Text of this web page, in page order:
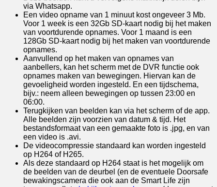
via Whatsapp.
Een video opname van 1 minuut kost ongeveer 3 Mb.
Voor 1 week is een 32Gb SD-kaart nodig bij het maken
van voortdurende opnames. Voor 1 maand is een
128Gb SD-kaart nodig bij het maken van voortdurende
opnames.
Aanvullend op het maken van opnames van
aanbellers, kan het scherm met de DVR functie ook
opnames maken van bewegingen. Hiervan kan de
gevoeligheid worden ingesteld. En een tijdschema,
bijv.: neem alleen bewegingen op tussen 23:00 en
06:00.
Terugkijken van beelden kan via het scherm of de app.
Alle beelden zijn voorzien van datum & tijd. Het
bestandsformaat van een gemaakte foto is .jpg, en van
een video is .avi.
De videocompressie standaard kan worden ingesteld
op H264 of H265.
Als deze standaard op H264 staat is het mogelijk om
de beelden van de deurbel (en de eventuele Doorsafe
bewakingscamera die ook aan de Smart Life zijn